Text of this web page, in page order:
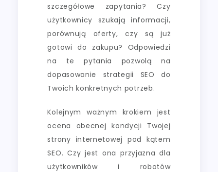
szczegółowe zapytania? Czy
użytkownicy szukają informacji,
porównują oferty, czy są już
gotowi do zakupu? Odpowiedzi
na te pytania pozwolą na
dopasowanie strategii SEO do
Twoich konkretnych potrzeb.
Kolejnym ważnym krokiem jest
ocena obecnej kondycji Twojej
strony internetowej pod kątem
SEO. Czy jest ona przyjazna dla
użytkowników i robotów